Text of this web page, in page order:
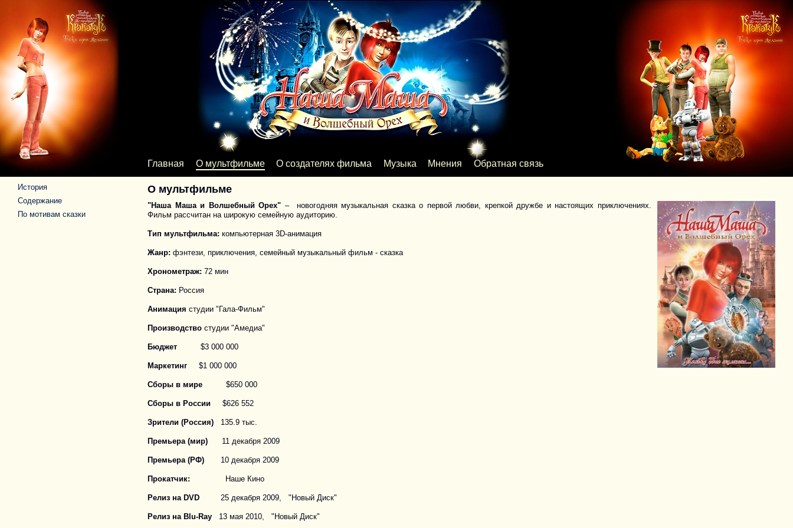
Главная О мультфильме О создателях фильма Музыка Мнения Обратная связь
О мультфильме
"Наша Маша и Волшебный Орех" – новогодняя музыкальная сказка о первой любви, крепкой дружбе и настоящих приключениях.
Фильм рассчитан на широкую семейную аудиторию.
Тип мультфильма: компьютерная 3D-анимация
Жанр: фэнтези, приключения, семейный музыкальный фильм - сказка
Хронометраж: 72 мин
Страна: Россия
Анимация студии "Гала-Фильм"
Производство студии "Амедиа"
Бюджет $3 000 000
Маркетинг $1 000 000
Сборы в мире $650 000
Сборы в России $626 552
Зрители (Россия) 135.9 тыс.
Премьера (мир) 11 декабря 2009
Премьера (РФ) 10 декабря 2009
Прокатчик: Наше Кино
Релиз на DVD 25 декабря 2009, "Новый Диск"
Релиз на Blu-Ray 13 мая 2010, "Новый Диск"
История
Содержание
По мотивам сказки